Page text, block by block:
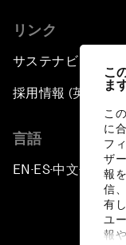
こ
ま
こ
に
フ
ザ
報
信
有
ユ
報
リンク
サステナビリティ
採用情報 (英語のみ)
言語
EN ▪ ES▪中文▪ 日本語